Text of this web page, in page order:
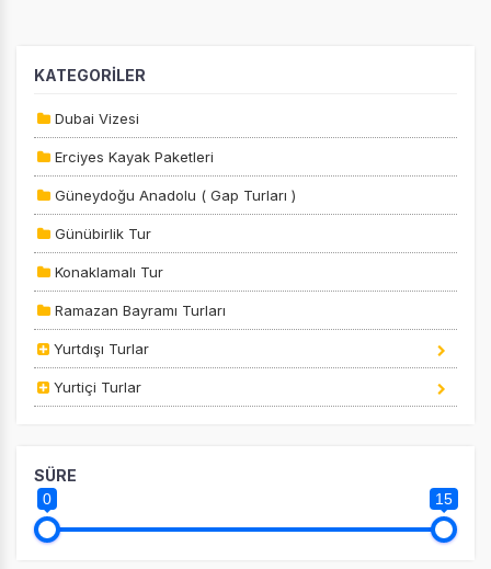
KATEGORİLER
Dubai Vizesi
Erciyes Kayak Paketleri
Güneydoğu Anadolu ( Gap Turları )
Günübirlik Tur
Konaklamalı Tur
Ramazan Bayramı Turları
Yurtdışı Turlar
Yurtiçi Turlar
SÜRE
0 15